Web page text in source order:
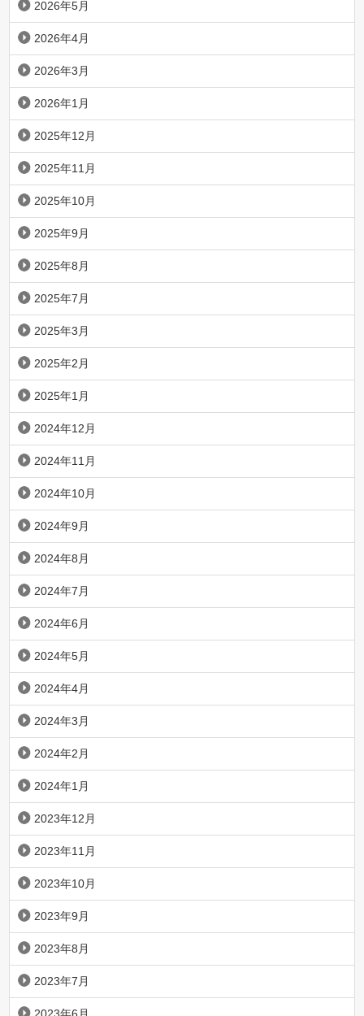
2026年5月
2026年4月
2026年3月
2026年1月
2025年12月
2025年11月
2025年10月
2025年9月
2025年8月
2025年7月
2025年3月
2025年2月
2025年1月
2024年12月
2024年11月
2024年10月
2024年9月
2024年8月
2024年7月
2024年6月
2024年5月
2024年4月
2024年3月
2024年2月
2024年1月
2023年12月
2023年11月
2023年10月
2023年9月
2023年8月
2023年7月